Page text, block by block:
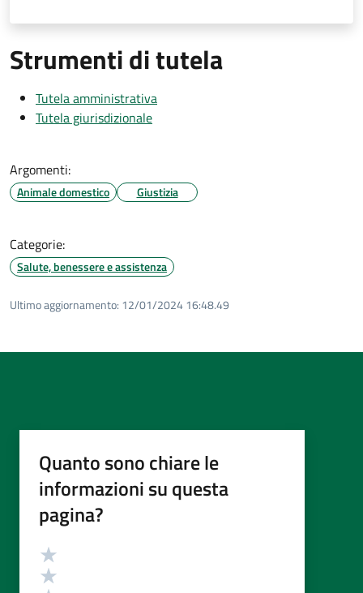
Strumenti di tutela
Tutela amministrativa
Tutela giurisdizionale
Argomenti:
Animale domestico Giustizia
Categorie:
Salute, benessere e assistenza
Ultimo aggiornamento: 12/01/2024 16:48.49
Quanto sono chiare le
informazioni su questa
pagina?
Valutazione